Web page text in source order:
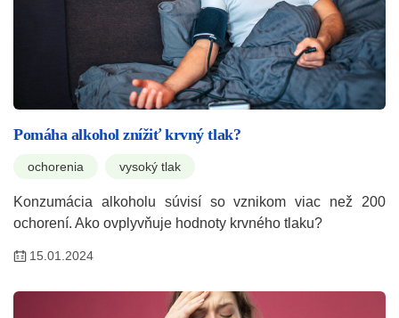
Pomáha alkohol znížiť krvný tlak?
ochorenia vysoký tlak
Konzumácia alkoholu súvisí so vznikom viac než 200
ochorení. Ako ovplyvňuje hodnoty krvného tlaku?
15.01.2024